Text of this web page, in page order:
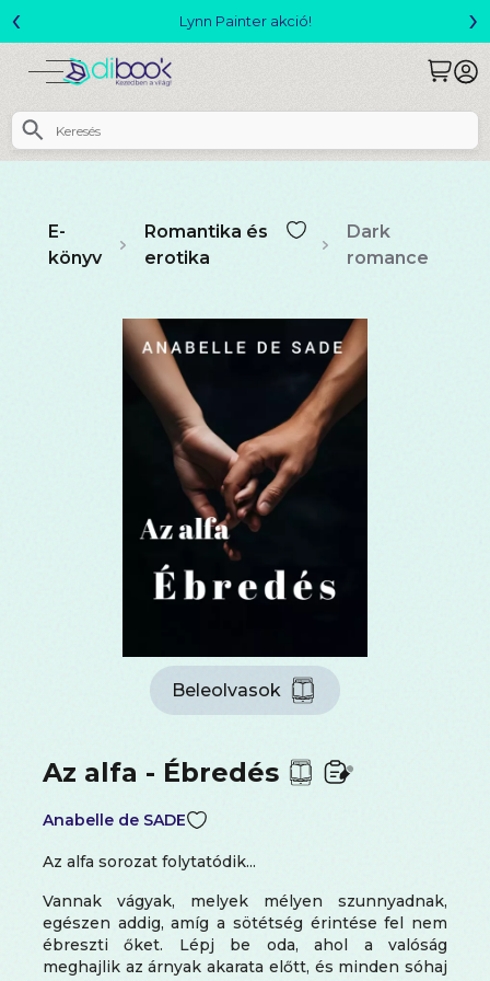
Megjelent! L. J. Shen: Legvadabb álmaimban szeretlek
‹ ›
E-
könyv
Romantika és
erotika
Dark
romance
Beleolvasok
Az alfa - Ébredés
Anabelle de SADE
Az alfa sorozat folytatódik...
Vannak vágyak, melyek mélyen szunnyadnak,
egészen addig, amíg a sötétség érintése fel nem
ébreszti őket. Lépj be oda, ahol a valóság
meghajlik az árnyak akarata előtt, és minden sóhaj